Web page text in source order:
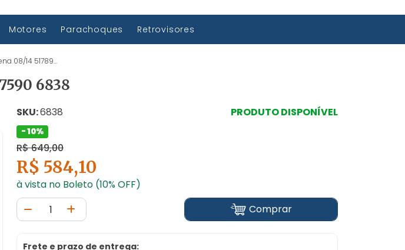
Motores Parachoques Retrovisores
08/14 51789...
6838
SKU:6838 PRODUTO DISPONÍVEL
- 10%
R$ 649,00
R$ 584,10
à vista no Boleto (10% OFF)
Comprar
Frete e prazo de entrega: